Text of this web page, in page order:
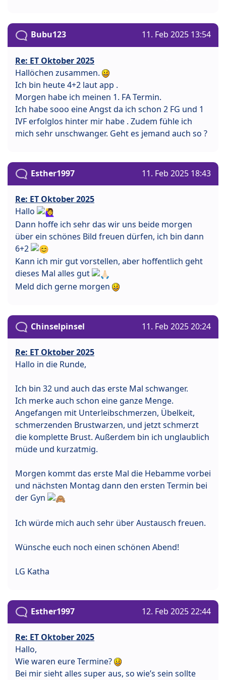
Bubu123 11. Feb 2025 13:54
Re: ET Oktober 2025
Hallöchen zusammen.
Ich bin heute 4+2 laut app .
Morgen habe ich meinen 1. FA Termin.
Ich habe sooo eine Angst da ich schon 2 FG und 1
IVF erfolglos hinter mir habe . Zudem fühle ich
mich sehr unschwanger. Geht es jemand auch so ?
Esther1997 11. Feb 2025 18:43
Re: ET Oktober 2025
Hallo
Dann hoffe ich sehr das wir uns beide morgen
über ein schönes Bild freuen dürfen, ich bin dann
6+2
Kann ich mir gut vorstellen, aber hoffentlich geht
dieses Mal alles gut
Meld dich gerne morgen
Chinselpinsel 11. Feb 2025 20:24
Re: ET Oktober 2025
Hallo in die Runde,
Ich bin 32 und auch das erste Mal schwanger.
Ich merke auch schon eine ganze Menge.
Angefangen mit Unterleibschmerzen, Übelkeit,
schmerzenden Brustwarzen, und jetzt schmerzt
die komplette Brust. Außerdem bin ich unglaublich
müde und kurzatmig.
Morgen kommt das erste Mal die Hebamme vorbei
und nächsten Montag dann den ersten Termin bei
der Gyn
Ich würde mich auch sehr über Austausch freuen.
Wünsche euch noch einen schönen Abend!
LG Katha
Esther1997 12. Feb 2025 22:44
Re: ET Oktober 2025
Hallo,
Wie waren eure Termine?
Bei mir sieht alles super aus, so wie’s sein sollte